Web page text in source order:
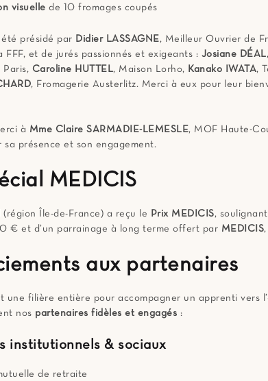
visuelle de 10 fromages coupés
été présidé par Didier LASSAGNE, Meilleur Ouvrier de
FFF, et de jurés passionnés et exigeants : Josiane DÉAL
Paris, Caroline HUTTEL, Maison Lorho, Kanako IWATA,
, Fromagerie Austerlitz. Merci à eux pour leur
à Mme Claire SARMADIE-LEMESLE, MOF Haute-
sa présence et son engagement.
MEDICIS
(région Île-de-France) a reçu le Prix MEDICIS,
€ et d’un parrainage à long terme offert par MEDICIS
aux partenaires
une filière entière pour accompagner un apprenti vers
nos partenaires fidèles et engagés :
institutionnels & sociaux
de retraite